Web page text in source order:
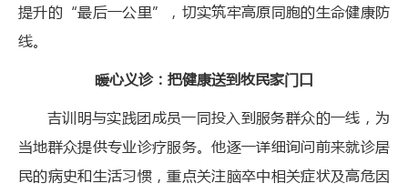
提升的“最后一公里”，切实筑牢高原同胞的生命健康防
线。
暖心义诊：把健康送到牧民家门口
吉训明与实践团成员一同投入到服务群众的一线，为
当地群众提供专业诊疗服务。他逐一详细询问前来就诊居
民的病史和生活习惯，重点关注脑卒中相关症状及高危因